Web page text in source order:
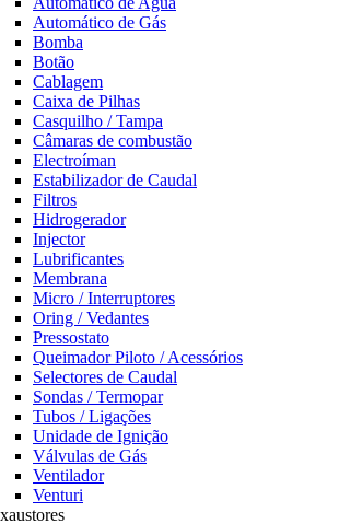
Automático de Gás
Bomba
Botão
Cablagem
Caixa de Pilhas
Casquilho / Tampa
Câmaras de combustão
Electroíman
Estabilizador de Caudal
Filtros
Hidrogerador
Injector
Lubrificantes
Membrana
Micro / Interruptores
Oring / Vedantes
Pressostato
Queimador Piloto / Acessórios
Selectores de Caudal
Sondas / Termopar
Tubos / Ligações
Unidade de Ignição
Válvulas de Gás
Ventilador
Venturi